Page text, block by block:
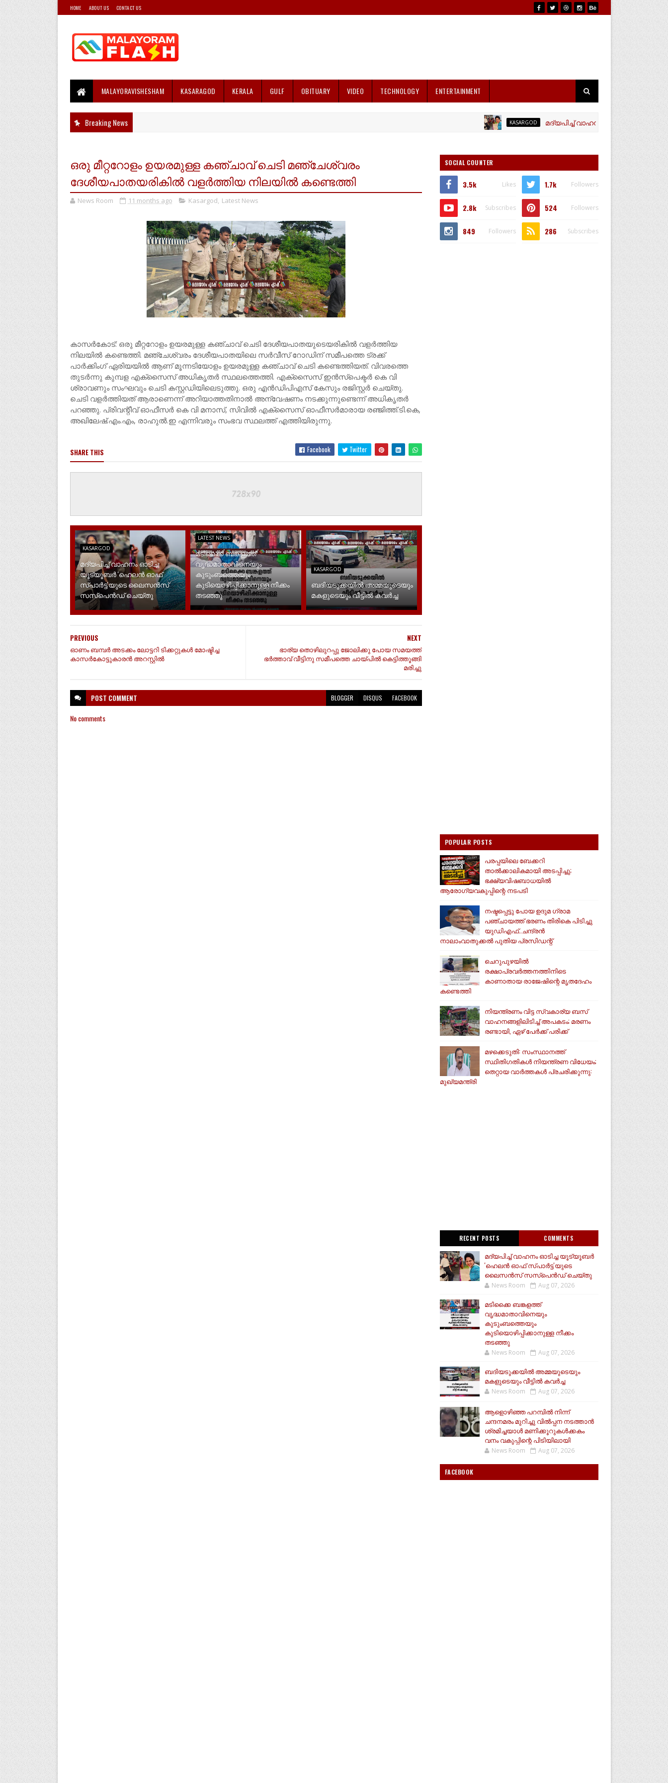
HOME ABOUT US CONTACT US
MALAYORAVISHESHAM KASARAGOD KERALA GULF OBITUARY VIDEO TECHNOLOGY ENTERTAINMENT
Breaking News KASARGOD മദ്യപിച്ച് വാഹനം ഓടിച്ച യൂട്യൂബർ
ഒരു മീറ്ററോളം ഉയരമുള്ള കഞ്ചാവ് ചെടി മഞ്ചേശ്വരം
ദേശീയപാതയരികിൽ വളർത്തിയ നിലയിൽ കണ്ടെത്തി
News Room 11 months ago Kasargod, Latest News
കാസർകോട്: ഒരു മീറ്ററോളം ഉയരമുള്ള കഞ്ചാവ് ചെടി ദേശീയപാതയുടെയരികിൽ വളർത്തിയ
നിലയിൽ കണ്ടെത്തി. മഞ്ചേശ്വരം ദേശീയപാതയിലെ സർവീസ് റോഡിന് സമീപത്തെ ട്രക്ക്
പാർക്കിംഗ് ഏരിയയിൽ ആണ് മൂന്നടിയോളം ഉയരമുള്ള കഞ്ചാവ് ചെടി കണ്ടെത്തിയത്. വിവരത്തെ
തുടർന്നു കുമ്പള എക്സൈസ് അധികൃതർ സ്ഥലത്തെത്തി. എക്സൈസ് ഇൻസ്പെക്ടർ കെ വി
ശ്രാവണും സംഘവും ചെടി കസ്റ്റഡിയിലെടുത്തു. ഒരു എൻഡിപിഎസ് കേസും രജിസ്റ്റർ ചെയ്തു.
ചെടി വളർത്തിയത് ആരാണെന്ന് അറിയാത്തതിനാൽ അന്വേഷണം നടക്കുന്നുണ്ടെന്ന് അധികൃതർ
പറഞ്ഞു. പ്രിവന്റീവ് ഓഫീസർ കെ വി മനാസ്, സിവിൽ എക്സൈസ് ഓഫീസർമാരായ രഞ്ജിത്ത്.ടി.കെ,
അഖിലേഷ്.എം.എം, രാഹുൽ.ഇ എന്നിവരും സംഭവ സ്ഥലത്ത് എത്തിയിരുന്നു.
SHARE THIS Facebook Twitter
KASARGOD
മദ്യപിച്ച് വാഹനം ഓടിച്ച
യൂട്യൂബർ 'ഹെലൻ ഓഫ്
സ്പാർട്ട'യുടെ ലൈസൻസ്
സസ്പെൻഡ് ചെയ്തു
LATEST NEWS
മടിക്കൈ ബങ്കളത്ത്
വൃദ്ധമാതാവിനെയും
കുടുംബത്തെയും
കുടിയൊഴിപ്പിക്കാനുള്ള നീക്കം
തടഞ്ഞു
KASARGOD
ബദിയടുക്കയില്‍ അമ്മയുടെയും
മകളുടെയും വീട്ടില്‍ കവര്‍ച്ച
NEXT
ഭാര്യ തൊഴിലുറപ്പു ജോലിക്കു പോയ സമയത്ത്
ഭർത്താവ് വീട്ടിനു സമീപത്തെ ചായ്പിൽ കെട്ടിത്തൂങ്ങി
മരിച്ചു
PREVIOUS
ഓണം ബമ്പർ അടക്കം ലോട്ടറി ടിക്കറ്റുകൾ മോഷ്ടിച്ച
കാസർകോട്ടുകാരൻ അറസ്റ്റിൽ
POST COMMENT BLOGGER DISQUS FACEBOOK
No comments
SOCIAL COUNTER
3.5k Likes 1.7k Followers
2.8k Subscribes 524 Followers
849 Followers 286 Subscribes
POPULAR POSTS
പരപ്പയിലെ ബേക്കറി
താൽക്കാലികമായി അടപ്പിച്ചു;
ഭക്ഷ്യവിഷബാധയിൽ
ആരോഗ്യവകുപ്പിന്റെ നടപടി
നഷ്ടപ്പെട്ടു പോയ ഉദുമ ഗ്രാമ
പഞ്ചായത്ത് ഭരണം തിരികെ പിടിച്ചു
യുഡിഎഫ്..ചന്ദ്രൻ
നാലാംവാതുക്കൽ പുതിയ പ്രസിഡന്റ്
ചെറുപുഴയിൽ
രക്ഷാപ്രവർത്തനത്തിനിടെ
കാണാതായ രാജേഷിന്റെ മൃതദേഹം
കണ്ടെത്തി
നിയന്ത്രണം വിട്ട സ്വകാര്യ ബസ്
വാഹനങ്ങളിലിടിച്ച് അപകടം; മരണം
രണ്ടായി, ഏഴ് പേർക്ക് പരിക്ക്
മഴക്കെടുതി: സംസ്ഥാനത്ത്
സ്ഥിതിഗതികള്‍ നിയന്ത്രണ വിധേയം;
തെറ്റായ വാര്‍ത്തകള്‍ പ്രചരിക്കുന്നു:
മുഖ്യമന്ത്രി
RECENT POSTS COMMENTS
മദ്യപിച്ച് വാഹനം ഓടിച്ച യൂട്യൂബർ
'ഹെലൻ ഓഫ് സ്പാർട്ട'യുടെ
ലൈസൻസ് സസ്പെൻഡ് ചെയ്തു
News Room Aug 07, 2026
മടിക്കൈ ബങ്കളത്ത്
വൃദ്ധമാതാവിനെയും
കുടുംബത്തെയും
കുടിയൊഴിപ്പിക്കാനുള്ള നീക്കം
തടഞ്ഞു
News Room Aug 07, 2026
ബദിയടുക്കയില്‍ അമ്മയുടെയും
മകളുടെയും വീട്ടില്‍ കവര്‍ച്ച
News Room Aug 07, 2026
ആളൊഴിഞ്ഞ പറമ്പിൽ നിന്ന്
ചന്ദനമരം മുറിച്ചു വിൽപ്പന നടത്താൻ
ശ്രമിച്ചയാൾ മണിക്കൂറുകൾക്കകം
വനം വകുപ്പിന്റെ പിടിയിലായി
News Room Aug 07, 2026
FACEBOOK